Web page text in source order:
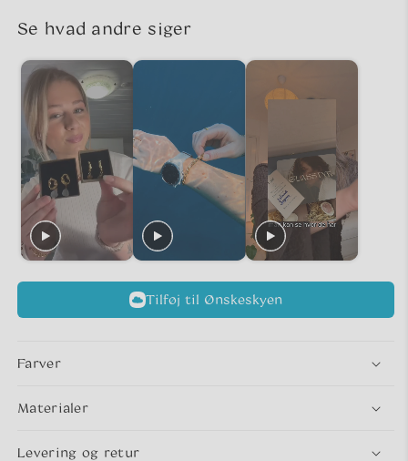
Se hvad andre siger
Tilføj til Ønskeskyen
Farver
Materialer
Levering og retur